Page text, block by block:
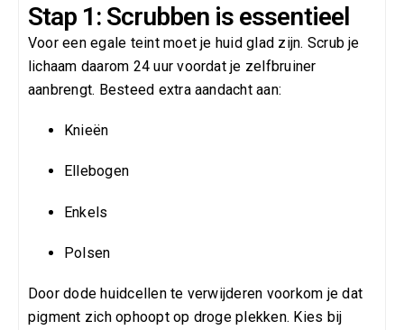
Stap 1: Scrubben is essentieel
Voor een egale teint moet je huid glad zijn. Scrub je
lichaam daarom 24 uur voordat je zelfbruiner
aanbrengt. Besteed extra aandacht aan:
Knieën
Ellebogen
Enkels
Polsen
Door dode huidcellen te verwijderen voorkom je dat
pigment zich ophoopt op droge plekken. Kies bij